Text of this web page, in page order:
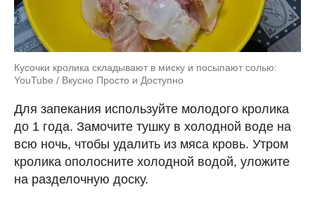
Кусочки кролика складывают в миску и посыпают солью:
YouTube / Вкусно Просто и Доступно
Для запекания используйте молодого кролика
до 1 года. Замочите тушку в холодной воде на
всю ночь, чтобы удалить из мяса кровь. Утром
кролика ополосните холодной водой, уложите
на разделочную доску.